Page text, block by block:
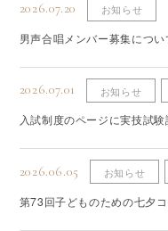
2026.07.20 お知らせ
男声合唱メンバー募集につ
2026.07.01 お知らせ
入試制度のページに実技試
2026.06.05 お知らせ
第73回子どものための七夕